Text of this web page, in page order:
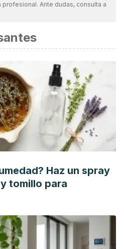
de este artículo fue
González Velásquez, Elsy,
Pamplona González, Julián
bienestar y satisfacción. Una
Guillermo de Ockham [Internet].
Ante dudas, consulta a
Haz un spray
tomillo para